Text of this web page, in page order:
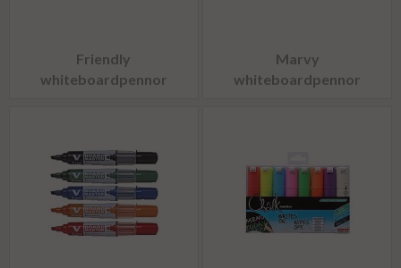
Friendly
whiteboardpennor
Marvy
whiteboardpennor